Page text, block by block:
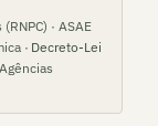
· ASAE
· Decreto-Lei